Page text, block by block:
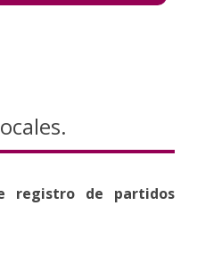
registro de partidos